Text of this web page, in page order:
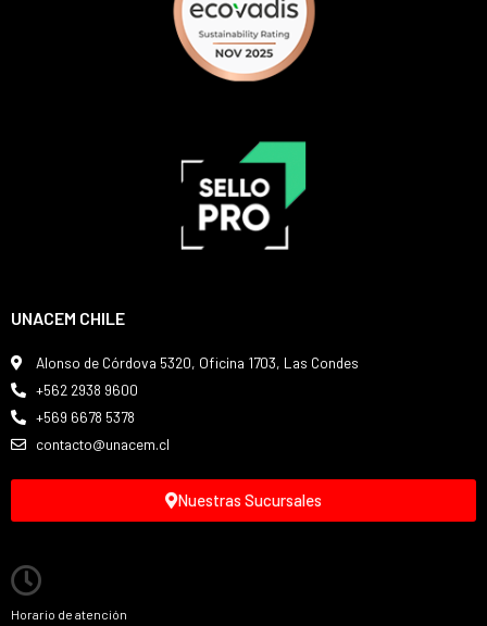
UNACEM CHILE
Alonso de Córdova 5320, Oficina 1703, Las Condes
+562 2938 9600
+569 6678 5378
contacto@unacem.cl
Nuestras Sucursales
Horario de atención